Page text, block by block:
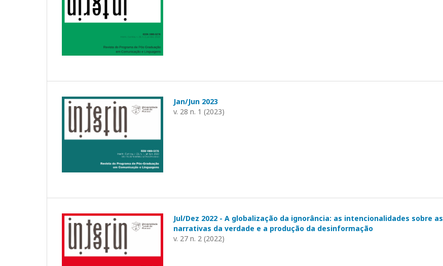
Jan/Jun 2023
v. 28 n. 1 (2023)
Jul/Dez 2022 - A globalização da ignorância: as intencionalidades sobre as
narrativas da verdade e a produção da desinformação
v. 27 n. 2 (2022)